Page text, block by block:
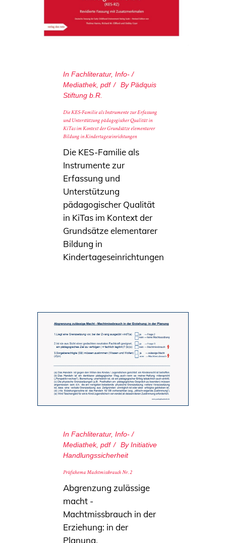
In Fachliteratur, Info- /
Mediathek, pdf By Pädquis
Stiftung b.R.
Die KES-Familie als Instrumente zur Erfassung
und Unterstützung pädagogischer Qualität in
KiTas im Kontext der Grundsätze elementarer
Bildung in Kindertageseinrichtungen
Die KES-Familie als
Instrumente zur
Erfassung und
Unterstützung
pädagogischer Qualität
in KiTas im Kontext der
Grundsätze elementarer
Bildung in
Kindertageseinrichtungen
In Fachliteratur, Info- /
Mediathek, pdf By Initiative
Handlungssicherheit
Prüfschema Machtmissbrauch Nr. 2
Abgrenzung zulässige
macht -
Machtmissbrauch in der
Erziehung: in der
Planung.